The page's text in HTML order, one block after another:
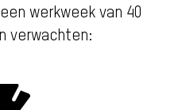
werkweek van 40
verwachten: